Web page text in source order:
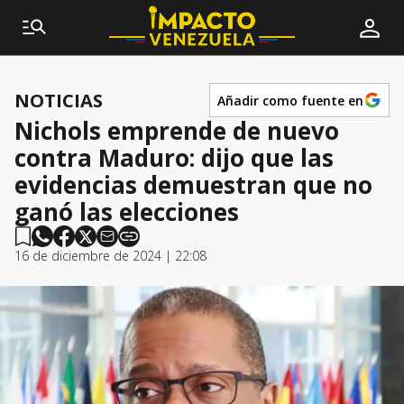
NOTICIAS Añadir como fuente en
Nichols emprende de nuevo
contra Maduro: dijo que las
evidencias demuestran que no
ganó las elecciones
16 de diciembre de 2024 | 22:08